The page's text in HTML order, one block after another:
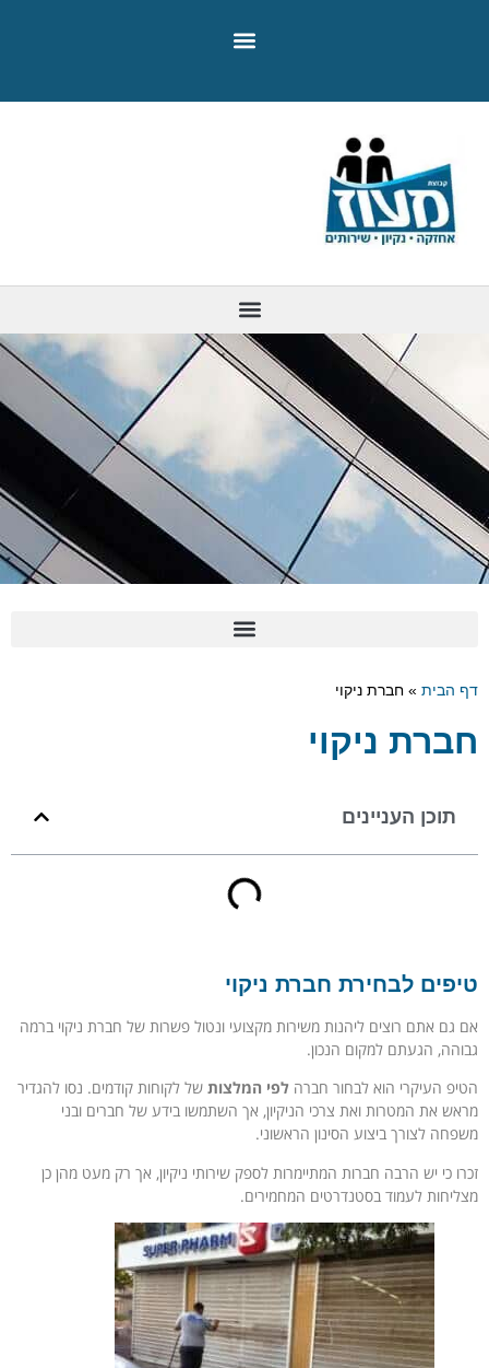
דף הבית » חברת ניקוי
חברת ניקוי
תוכן העניינים
טיפים לבחירת חברת ניקוי
אם גם אתם רוצים ליהנות משירות מקצועי ונטול פשרות של חברת ניקוי ברמה
גבוהה, הגעתם למקום הנכון.
הטיפ העיקרי הוא לבחור חברה לפי המלצות של לקוחות קודמים. נסו להגדיר
מראש את המטרות ואת צרכי הניקיון, אך השתמשו בידע של חברים ובני
משפחה לצורך ביצוע הסינון הראשוני.
זכרו כי יש הרבה חברות המתיימרות לספק שירותי ניקיון, אך רק מעט מהן כן
מצליחות לעמוד בסטנדרטים המחמירים.